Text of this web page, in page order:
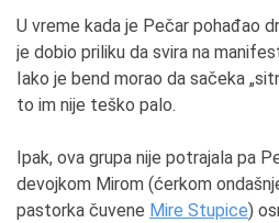
U vreme kada je Pečar pohađao
je dobio priliku da svira na
Iako je bend morao da sačeka
to im nije teško palo.
Ipak, ova grupa nije potrajala pa
devojkom Mirom (ćerkom
pastorka čuvene Mire Stupice)